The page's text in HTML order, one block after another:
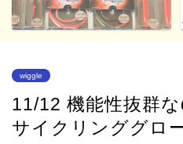
wiggle
11/12 機能性抜群
サイクリンググロ